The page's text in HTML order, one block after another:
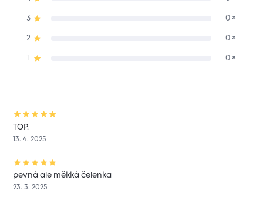
3 0 ×
2 0 ×
0 ×
TOP.
13. 4. 2025
pevná ale měkká čelenka
23. 3. 2025